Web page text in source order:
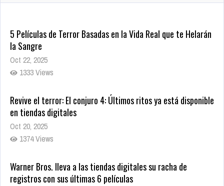
5 Películas de Terror Basadas en la Vida Real que te Helarán
la Sangre
Oct 22, 2025
1333 Views
Revive el terror: El conjuro 4: Últimos ritos ya está disponible
en tiendas digitales
Oct 20, 2025
1374 Views
Warner Bros. lleva a las tiendas digitales su racha de
registros con sus últimas 6 películas